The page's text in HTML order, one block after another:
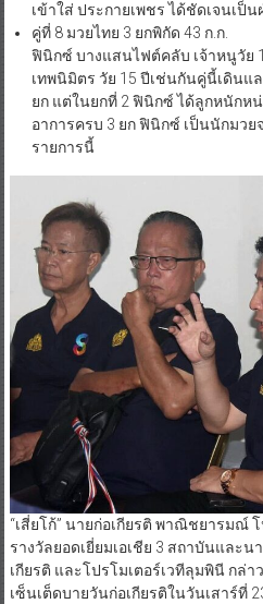
เข้าใส่ ประกายเพชร ได้ชัดเจนเป็
คู่ที่ 8 มวยไทย 3 ยกพิกัด 43 ก.ก.
ฟินิกซ์ บางแสนไฟต์คลับ เจ้าหนูวัย
เทพนิมิตร วัย 15 ปีเช่นกันคู่นี้เดินแ
ยก แต่ในยกที่ 2 ฟินิกซ์ ได้ลูกหนักห
อาการครบ 3 ยก ฟินิกซ์ เป็นนักมว
รายการนี้
“เสี่ยโก้” นายก่อเกียรติ พาณิชยารมณ์
รางวัลยอดเยี่ยมเอเชีย 3 สถาบันและ
เกียรติ และโปรโมเตอร์เวทีลุมพินี กล่า
เซ็นเต็ดบายวันก่อเกียรติในวันเสาร์ที่